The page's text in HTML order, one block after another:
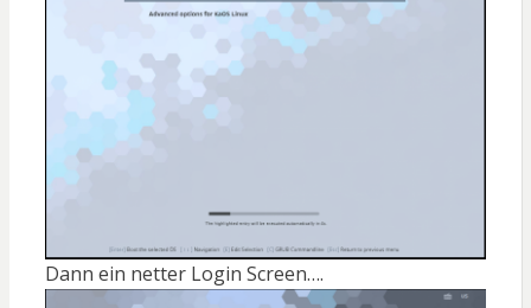
Dann ein netter Login Screen….